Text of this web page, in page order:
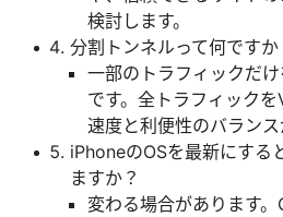
検討します。
分割トンネルって何ですか
一部のトラフィックだ
です。全トラフィック
速度と利便性のバランス
iPhoneのOSを最新にする
ますか？
変わる場合があります